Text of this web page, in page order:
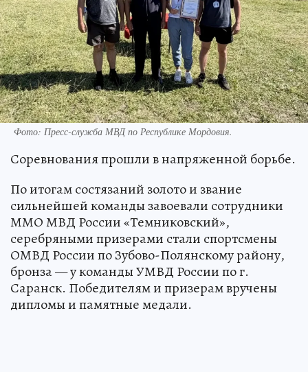
Фото: Пресс-служба МВД по Республике Мордовия.
Соревнования прошли в напряженной борьбе.
По итогам состязаний золото и звание
сильнейшей команды завоевали сотрудники
ММО МВД России «Темниковский»,
серебряными призерами стали спортсмены
ОМВД России по Зубово-Полянскому району,
бронза — у команды УМВД России по г.
Саранск. Победителям и призерам вручены
дипломы и памятные медали.